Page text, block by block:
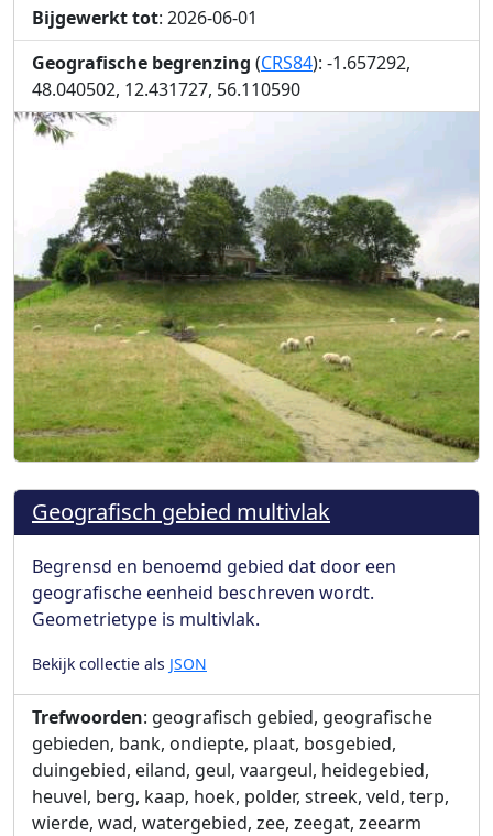
Bijgewerkt tot: 2026-06-01
Geografische begrenzing (CRS84): -1.657292,
48.040502, 12.431727, 56.110590
Geografisch gebied multivlak
Begrensd en benoemd gebied dat door een
geografische eenheid beschreven wordt.
Geometrietype is multivlak.
Bekijk collectie als JSON
Trefwoorden: geografisch gebied, geografische
gebieden, bank, ondiepte, plaat, bosgebied,
duingebied, eiland, geul, vaargeul, heidegebied,
heuvel, berg, kaap, hoek, polder, streek, veld, terp,
wierde, wad, watergebied, zee, zeegat, zeearm